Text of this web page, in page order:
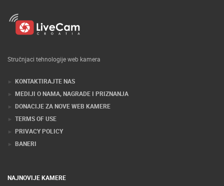
Stručnjaci tehnologije web kamera
KONTAKTIRAJTE NAS
MEDIJI O NAMA, NAGRADE I PRIZNANJA
DONACIJE ZA NOVE WEB KAMERE
TERMS OF USE
PRIVACY POLICY
BANERI
NAJNOVIJE KAMERE